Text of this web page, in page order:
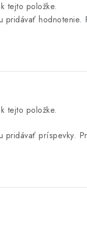
tejto položke.
pridávať hodnotenie.
tejto položke.
pridávať príspevky.